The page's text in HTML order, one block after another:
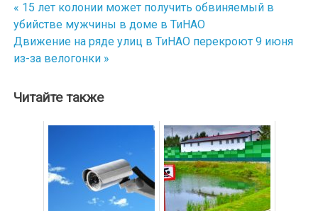
Навигация
по
записям
« 15 лет колонии может получить обвиняемый в
убийстве мужчины в доме в ТиНАО
Движение на ряде улиц в ТиНАО перекроют 9 июня
из-за велогонки »
Читайте также